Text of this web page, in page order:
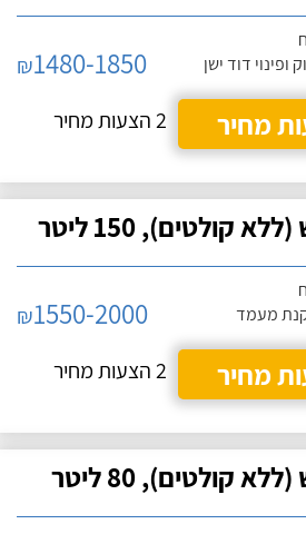
דוד ישן
₪1480-1850
מחיר
2 הצעות מחיר
150 ליטר
מעמד
₪1550-2000
מחיר
2 הצעות מחיר
80 ליטר